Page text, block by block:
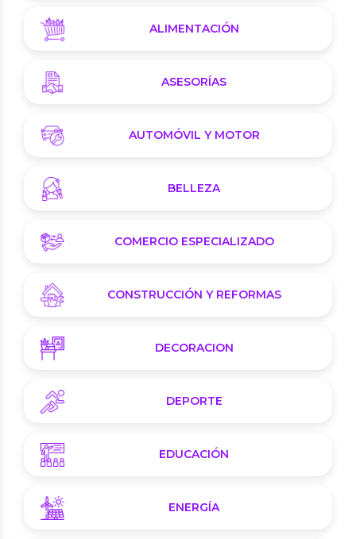
ALIMENTACIÓN
ASESORÍAS
AUTOMÓVIL Y MOTOR
BELLEZA
COMERCIO ESPECIALIZADO
CONSTRUCCIÓN Y REFORMAS
DECORACION
DEPORTE
EDUCACIÓN
ENERGÍA